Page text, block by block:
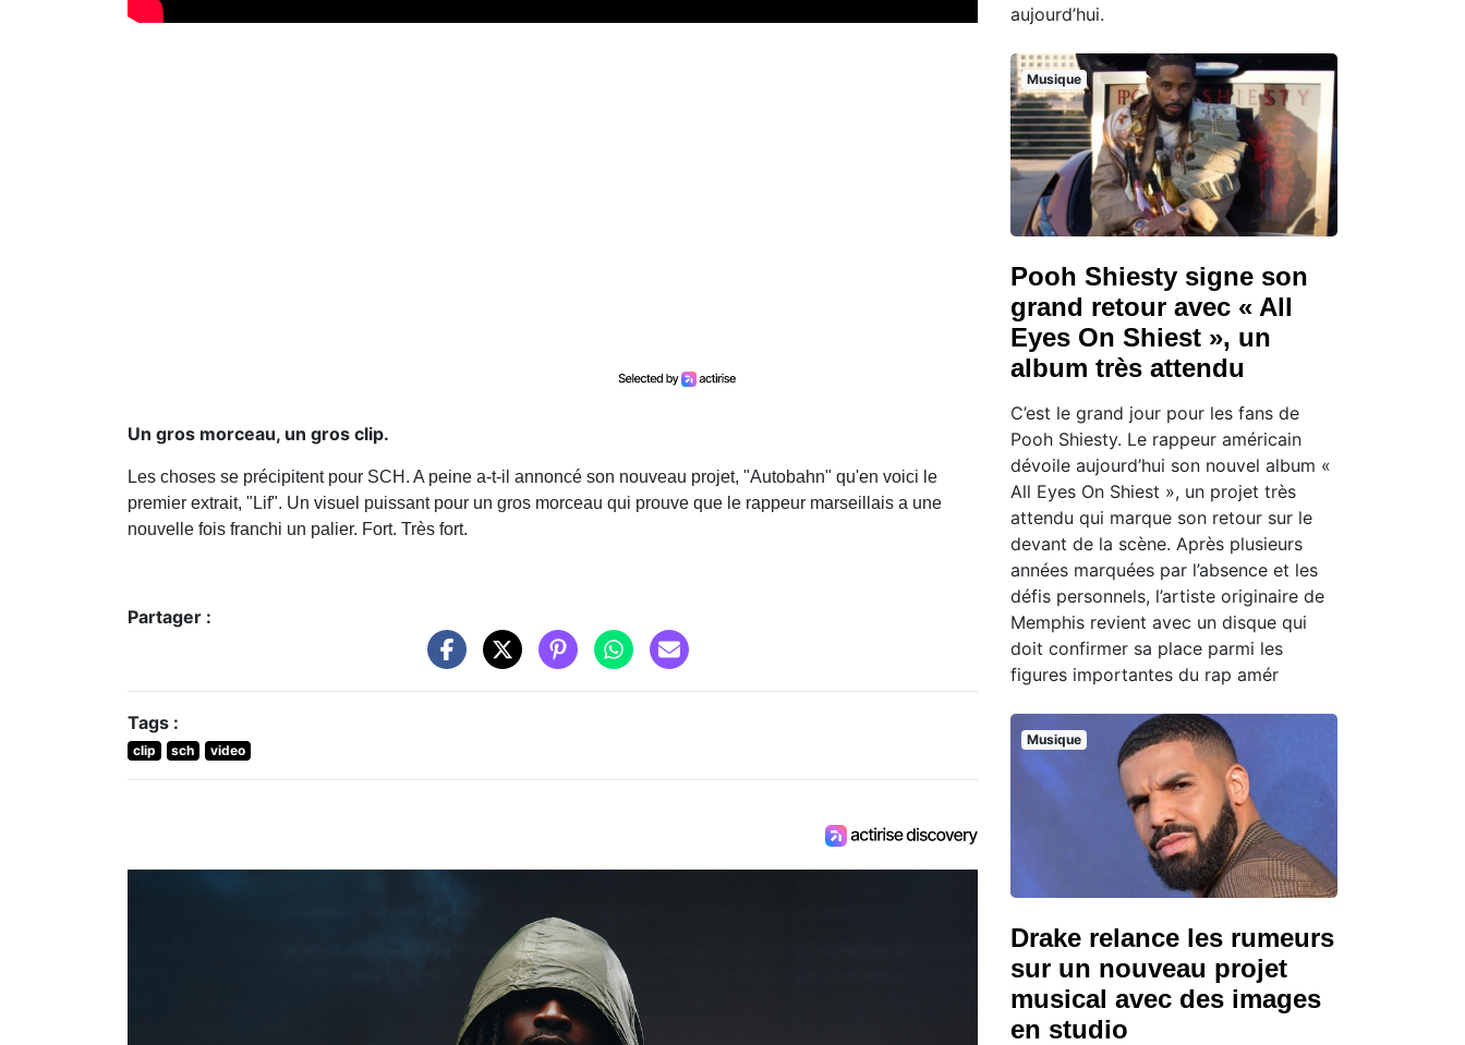
Un gros morceau, un gros clip.
Les choses se précipitent pour SCH. A peine a-t-il annoncé son nouveau projet, "Autobahn" qu'en voici le
premier extrait, "Lif". Un visuel puissant pour un gros morceau qui prouve que le rappeur marseillais a une
nouvelle fois franchi un palier. Fort. Très fort.
Partager :
Tags :
clip sch video
aujourd’hui.
Musique
Pooh Shiesty signe son
grand retour avec « All
Eyes On Shiest », un
album très attendu
C’est le grand jour pour les fans de
Pooh Shiesty. Le rappeur américain
dévoile aujourd’hui son nouvel album «
All Eyes On Shiest », un projet très
attendu qui marque son retour sur le
devant de la scène. Après plusieurs
années marquées par l’absence et les
défis personnels, l’artiste originaire de
Memphis revient avec un disque qui
doit confirmer sa place parmi les
figures importantes du rap amér
Musique
Drake relance les rumeurs
sur un nouveau projet
musical avec des images
en studio